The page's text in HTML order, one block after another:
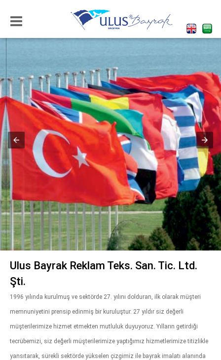
Ulus Bayrak Reklam Teks. San. Tic. Ltd.
Şti.
1996 yılında kurulmuş ve sektörde 27. yılını dolduran, ilk olarak müşteri
memnuniyetini prensip edinmiş bir kuruluştur. 27 yıldır siz değerli
müşterilerimize hizmet etmekten mutluluk duyuyoruz. Yılların getirdiği
tecrübemizi, siz değerli müşterilerimize yaptığımız hizmetlerimize titizlikle
yansıtarak, sürekli sektörde yükselen çizgimiz ile bayrak imalatı alanında